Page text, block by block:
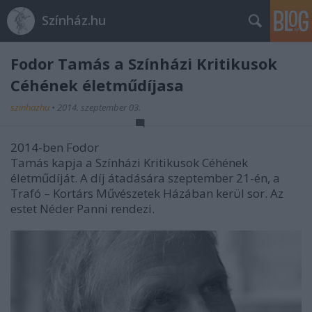
Színház.hu
Fodor Tamás a Színházi Kritikusok
Céhének életműdíjasa
szinhazhu • 2014. szeptember 03.
2014-ben Fodor
Tamás kapja a Színházi Kritikusok Céhének
életműdíját. A díj átadására szeptember 21-én, a
Trafó – Kortárs Művészetek Házában kerül sor. Az
estet Néder Panni rendezi.